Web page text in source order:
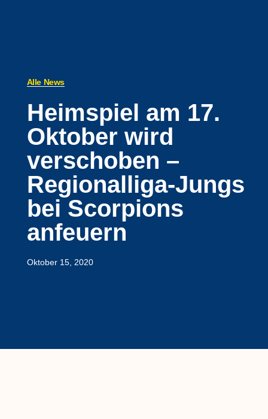
Alle News
Heimspiel am 17.
Oktober wird
verschoben –
Regionalliga-Jungs
bei Scorpions
anfeuern
Oktober 15, 2020